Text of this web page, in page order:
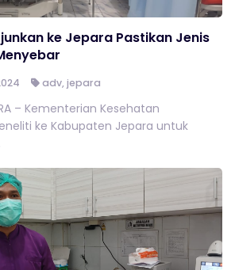
ke Jepara Pastikan Jenis
adv,jepara
– Kementerian Kesehatan
ke Kabupaten Jepara untuk